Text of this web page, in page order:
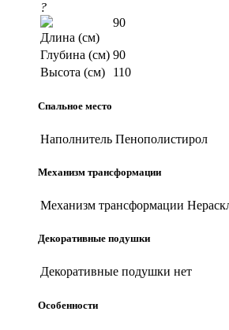
?
Длина (см)
90
Глубина (см) 90
Высота (см)
110
Спальное место
Наполнитель Пенополистирол
Механизм трансформации
Механизм трансформации
Декоративные подушки
Декоративные подушки нет
Особенности